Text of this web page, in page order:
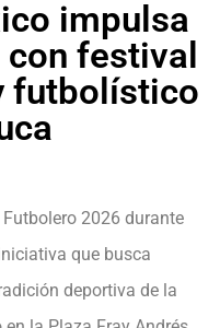
impulsa
festival
futbolístico
2026 durante
que busca
deportiva de la